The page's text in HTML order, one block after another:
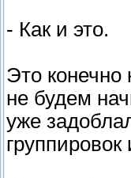
- Как и это.
Это конечно
не будем
уже